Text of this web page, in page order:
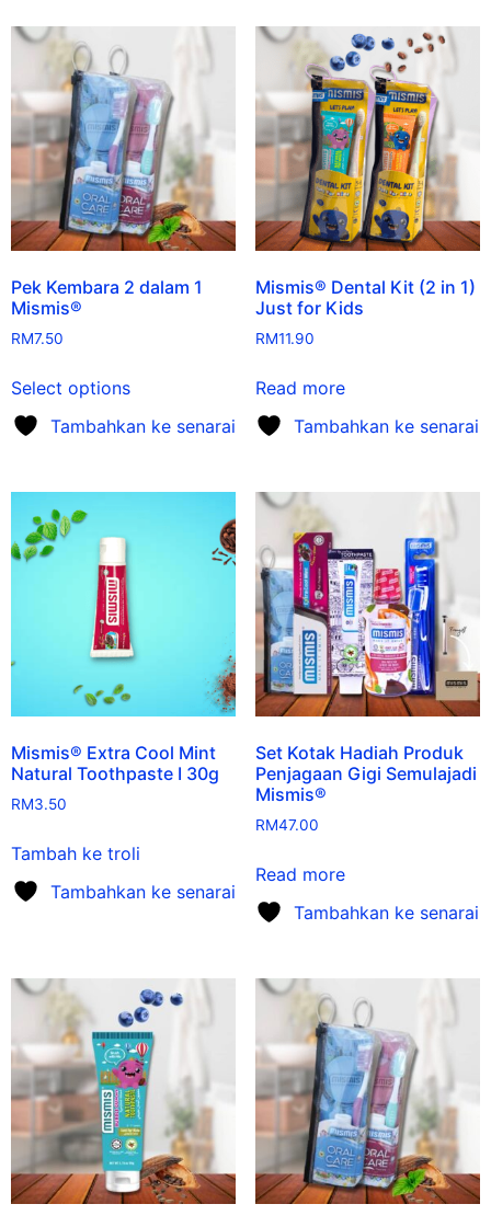
Pek Kembara 2 dalam 1
Mismis®
RM7.50
Select options
Tambahkan ke senarai
Mismis® Dental Kit (2 in 1)
Just for Kids
RM11.90
Read more
Tambahkan ke senarai
Mismis® Extra Cool Mint
Natural Toothpaste I 30g
RM3.50
Tambah ke troli
Tambahkan ke senarai
Set Kotak Hadiah Produk
Penjagaan Gigi Semulajadi
Mismis®
RM47.00
Read more
Tambahkan ke senarai